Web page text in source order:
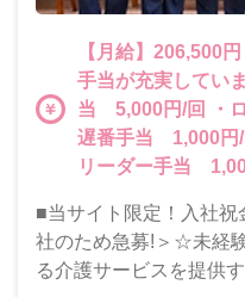
【月給】206,500
手当が充実してい
当 5,000円/回 ・
遅番手当 1,000円
リーダー手当
～1月3日） ・残業手当 〈給与内訳〉
154,500円～
10,000円 ・接遇
■当サイト限定！入社
社のため急募!＞☆未経
る介護サービスを提供